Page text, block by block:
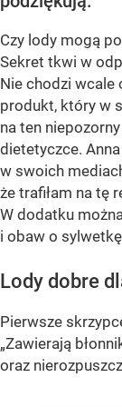
Czy lody mogą
Sekret tkwi w
Nie chodzi wcale
produkt, który w
na ten
dietetyczce.
w swoich
że trafiłam na tę
W dodatku
i obaw o
Lody dobre
Pierwsze
„Zawierają
oraz